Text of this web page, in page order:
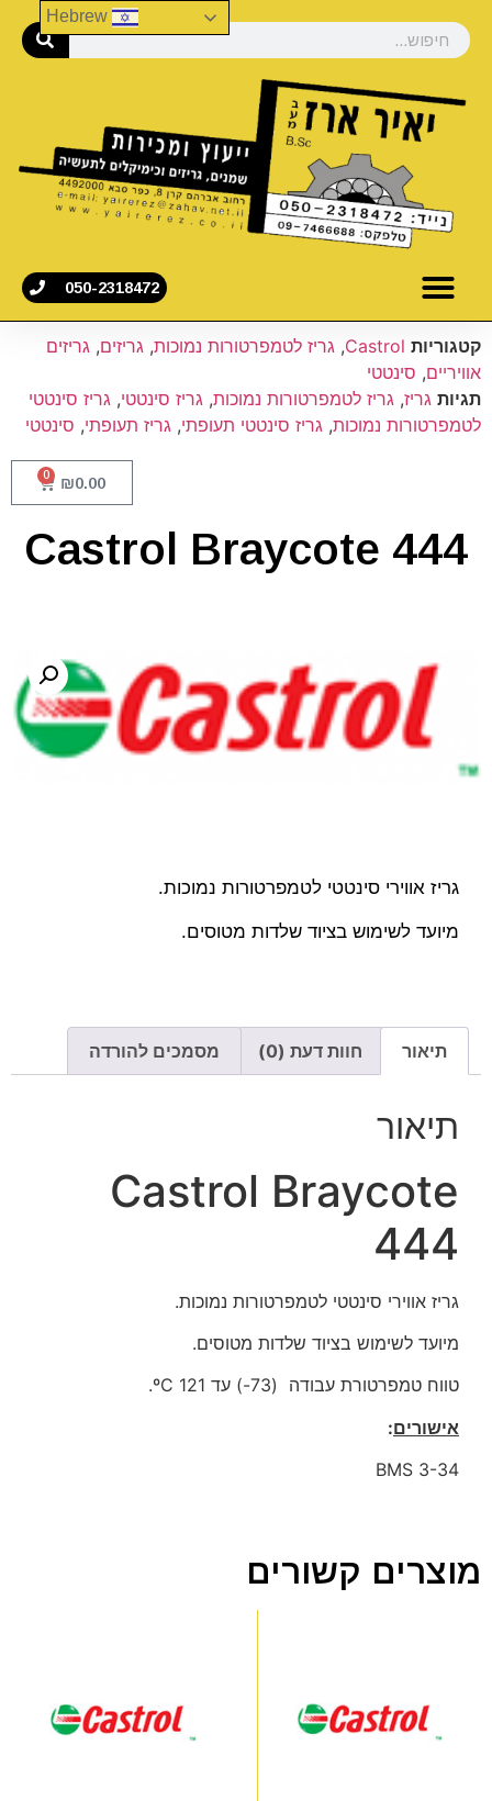
050-2318472
קטגוריות Castrol
, גריז לטמפרטורות נמוכות, גריזים, גריזים
אוויריים, סינטטי
תגיות גריז, גריז לטמפרטורות נמוכות, גריז סינטטי, גריז סינטטי
לטמפרטורות נמוכות, גריז סינטטי תעופתי, גריז תעופתי, סינטטי
₪0.00
0
Castrol Braycote 444
גריז אווירי סינטטי לטמפרטורות נמוכות.
מיועד לשימוש בציוד שלדות מטוסים.
תיאור חוות דעת (0) מסמכים להורדה
תיאור
Castrol Braycote
444
גריז אווירי סינטטי לטמפרטורות נמוכות.
מיועד לשימוש בציוד שלדות מטוסים.
טווח טמפרטורת עבודה (73-) עד 121 ºC.
אישורים:
BMS 3-34
מוצרים קשורים
Hebrew